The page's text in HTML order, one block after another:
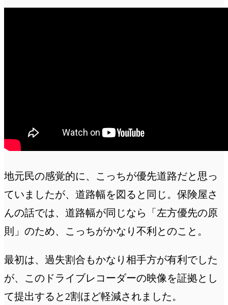
地元民の感覚的に、こっちが優先道路だと思っ
ていましたが、道路幅を図ると同じ。保険屋さ
んの話では、道路幅が同じなら「左方優先の原
則」のため、こっちがかなり不利とのこと。
最初は、過失割合もかなり相手方が有利でした
が、このドライブレコーダーの映像を証拠とし
て提出すると2割ほど軽減されました。